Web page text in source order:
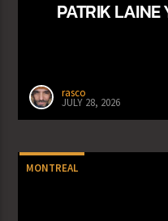
PATRIK LAINE
rasco
JULY 28, 2026
MONTREAL